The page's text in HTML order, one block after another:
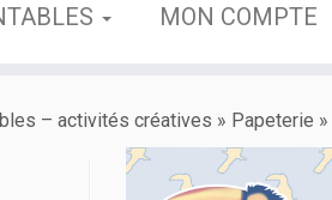
MON COMPTE
– activités créatives » Papeterie »